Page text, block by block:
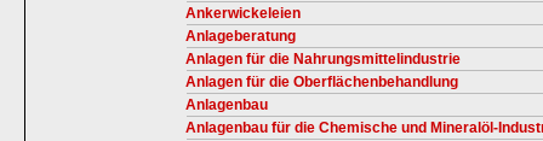
Ankerwickeleien
Anlageberatung
Anlagen für die Nahrungsmittelindustrie
Anlagen für die Oberflächenbehandlung
Anlagenbau
Anlagenbau für die Chemische und Mineralöl-